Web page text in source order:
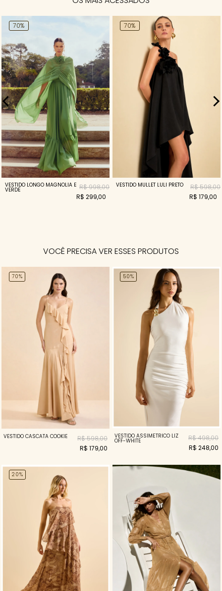
70%
VESTIDO LONGO MAGNOLIA E
VERDE
R$ 998,00
R$ 299,00
70%
VESTIDO MULLET LULI PRETO
R$ 598,00
R$ 179,00
VOCÊ PRECISA VER ESSES PRODUTOS
70%
VESTIDO CASCATA COOKIE
R$ 598,00
R$ 179,00
50%
VESTIDO ASSIMÉTRICO LIZ
OFF-WHITE
R$ 498,00
R$ 248,00
20%